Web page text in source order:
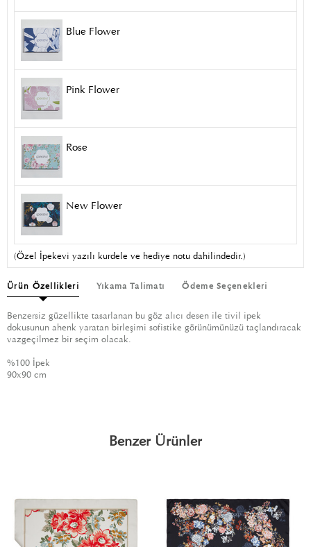
Blue Flower
Pink Flower
Rose
New Flower
(Özel İpekevi yazılı kurdele ve hediye notu dahilindedir.)
Ürün Özellikleri Yıkama Talimatı Ödeme Seçenekleri
Benzersiz güzellikte tasarlanan bu göz alıcı desen ile tivil ipek
dokusunun ahenk yaratan birleşimi sofistike görünümünüzü taçlandıracak
vazgeçilmez bir seçim olacak.
%100 İpek
90x90 cm
Benzer Ürünler